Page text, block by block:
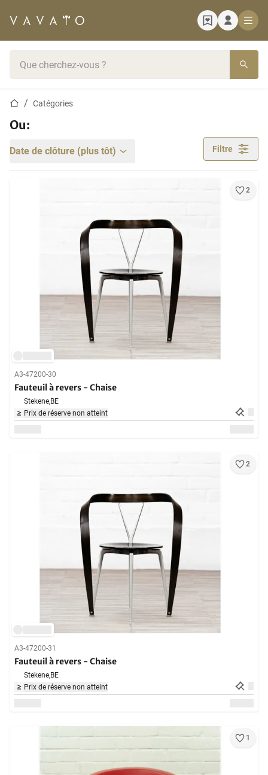
Page d'accueil
Catégories
Ou:
Date de clôture (plus tôt) Filtre
2
A3-47200-30
Fauteuil à revers - Chaise
Stekene,BE
Prix de réserve non atteint
2
A3-47200-31
Fauteuil à revers - Chaise
Stekene,BE
Prix de réserve non atteint
1